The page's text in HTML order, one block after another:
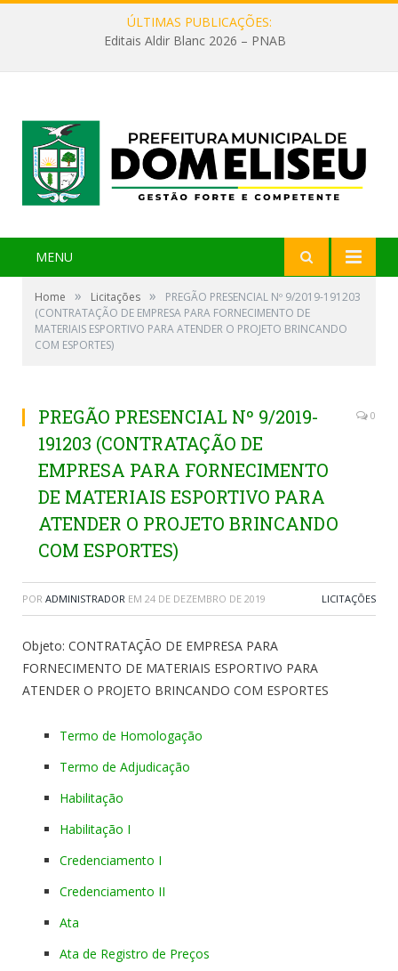
ÚLTIMAS PUBLICAÇÕES:
Editais Aldir Blanc 2026 – PNAB
MENU
Home » Licitações »
PREGÃO PRESENCIAL Nº 9/2019-191203
(CONTRATAÇÃO DE EMPRESA PARA FORNECIMENTO DE
MATERIAIS ESPORTIVO PARA ATENDER O PROJETO BRINCANDO
COM ESPORTES)
PREGÃO PRESENCIAL Nº 9/2019-
191203 (CONTRATAÇÃO DE
EMPRESA PARA FORNECIMENTO
DE MATERIAIS ESPORTIVO PARA
ATENDER O PROJETO BRINCANDO
COM ESPORTES)
0
POR ADMINISTRADOR EM 24 DE DEZEMBRO DE 2019 LICITAÇÕES
Objeto: CONTRATAÇÃO DE EMPRESA PARA
FORNECIMENTO DE MATERIAIS ESPORTIVO PARA
ATENDER O PROJETO BRINCANDO COM ESPORTES
Termo de Homologação
Termo de Adjudicação
Habilitação
Habilitação I
Credenciamento I
Credenciamento II
Ata
Ata de Registro de Preços